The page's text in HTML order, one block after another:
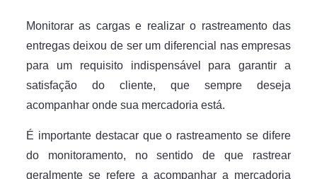
Monitorar as cargas e realizar o rastreamento das
entregas deixou de ser um diferencial nas empresas
para um requisito indispensável para garantir a
satisfação do cliente, que sempre deseja
acompanhar onde sua mercadoria está.
É importante destacar que o rastreamento se difere
do monitoramento, no sentido de que rastrear
geralmente se refere a acompanhar a mercadoria